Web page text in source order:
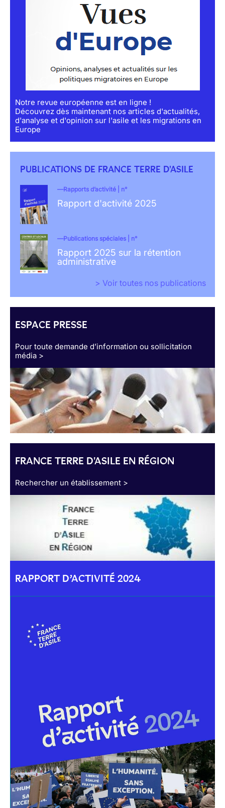
Notre revue européenne est en ligne !
Découvrez dès maintenant nos articles d'actualités,
d'analyse et d'opinion sur l'asile et les migrations en
Europe
PUBLICATIONS DE FRANCE TERRE D'ASILE
Rapports d’activité | n°
Rapport d'activité 2025
Publications spéciales | n°
Rapport 2025 sur la rétention
administrative
> Voir toutes nos publications
ESPACE PRESSE
Pour toute demande d’information ou sollicitation
média >
FRANCE TERRE D'ASILE EN RÉGION
Rechercher un établissement >
RAPPORT D’ACTIVITÉ 2024